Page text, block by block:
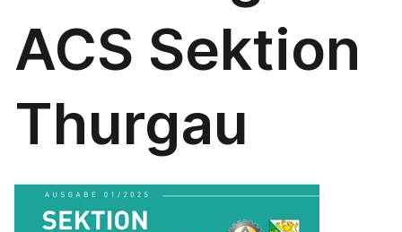
ACS Sektion
Thurgau